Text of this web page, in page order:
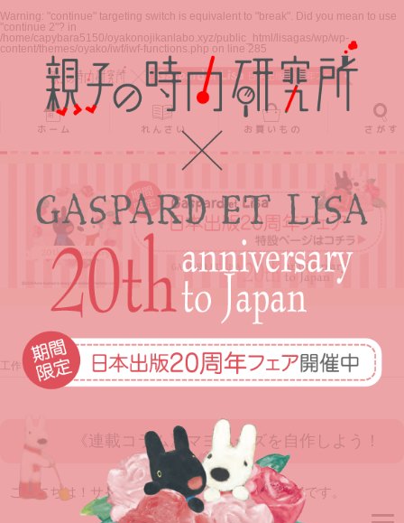
Warning: "continue" targeting switch is equivalent to "break". Did you mean to use
"continue 2"? in
/home/capybara5150/oyakonojikanlabo.xyz/public_html/lisagas/wp/wp-
content/themes/oyako/iwf/iwf-functions.php on line 285
ホーム れんさい お買いもの さがす
工作・自由研究 自由研究
《連載コラム》マヨネーズを自作しよう！
こんにちは！サイエンスコミュニケータのくもMです。